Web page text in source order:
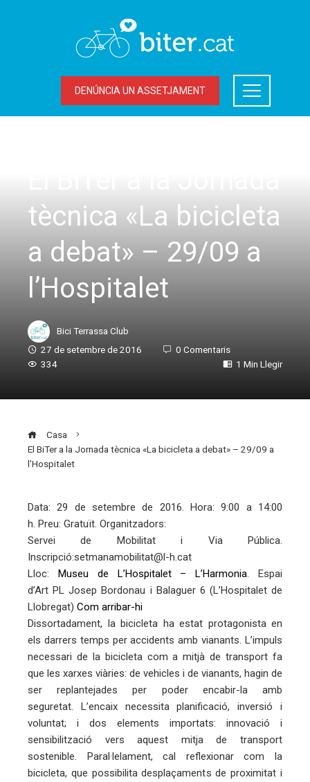
DENÚNCIA UN ASSETJAMENT
tècnica «La bicicleta
a debat» – 29/09 a
l’Hospitalet
Bici Terrassa Club
27 de setembre de 2016
0 Comentaris
334
1 Min Llegir
Casa
El BiTer a la Jornada tècnica «La bicicleta a debat» – 29/09 a
l’Hospitalet
Data: 29 de setembre de 2016. Hora: 9:00 a 14:00
h. Preu: Gratuït. Organitzadors:
Servei de Mobilitat i Via Pública.
Inscripció:setmanamobilitat@l-h.cat
Lloc: Museu de L’Hospitalet – L’Harmonia. Espai
d’Art PL Josep Bordonau i Balaguer 6 (L’Hospitalet de
Llobregat) Com arribar-hi
Dissortadament, la bicicleta ha estat protagonista en
els darrers temps per accidents amb vianants. L’impuls
necessari de la bicicleta com a mitjà de transport fa
que les xarxes viàries: de vehicles i de vianants, hagin de
ser replantejades per poder encabir-la amb
seguretat. L’encaix necessita planificació, inversió i
voluntat; i dos elements importats: innovació i
sensibilització vers aquest mitja de transport
sostenible. Paral·lelament, cal reflexionar com la
bicicleta, que possibilita desplaçaments de proximitat i